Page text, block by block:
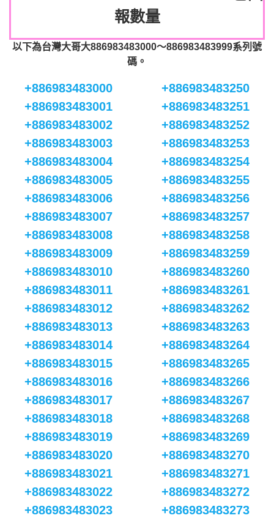
報數量
以下為台灣大哥大886983483000～886983483999系列號
碼。
+886983483000
+886983483001
+886983483002
+886983483003
+886983483004
+886983483005
+886983483006
+886983483007
+886983483008
+886983483009
+886983483010
+886983483011
+886983483012
+886983483013
+886983483014
+886983483015
+886983483016
+886983483017
+886983483018
+886983483019
+886983483020
+886983483021
+886983483022
+886983483023
+886983483250
+886983483251
+886983483252
+886983483253
+886983483254
+886983483255
+886983483256
+886983483257
+886983483258
+886983483259
+886983483260
+886983483261
+886983483262
+886983483263
+886983483264
+886983483265
+886983483266
+886983483267
+886983483268
+886983483269
+886983483270
+886983483271
+886983483272
+886983483273